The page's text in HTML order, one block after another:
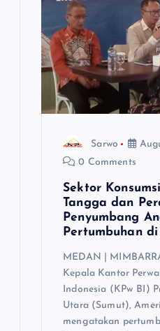
Sarwo
0 Comments
Sektor
Tangga dan
Penyumbang
Pertumbuhan di
MEDAN |
‎Kepala Kantor
Indonesia (KPw BI)
Utara (Sumut),
mengatakan